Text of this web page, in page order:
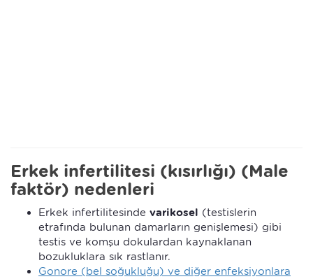
Erkek infertilitesi (kısırlığı) (Male
faktör) nedenleri
Erkek infertilitesinde varikosel (testislerin
etrafında bulunan damarların genişlemesi) gibi
testis ve komşu dokulardan kaynaklanan
bozukluklara sık rastlanır.
Gonore (bel soğukluğu) ve diğer enfeksiyonlara